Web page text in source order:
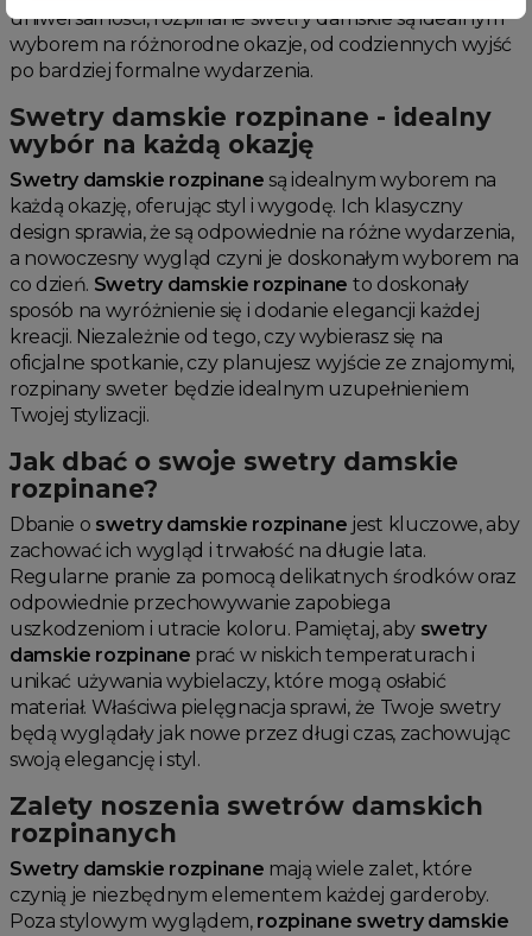
uniwersalności, rozpinane swetry damskie są idealnym
wyborem na różnorodne okazje, od codziennych wyjść
po bardziej formalne wydarzenia.
Swetry damskie rozpinane - idealny
wybór na każdą okazję
Swetry damskie rozpinane są idealnym wyborem na
każdą okazję, oferując styl i wygodę. Ich klasyczny
design sprawia, że są odpowiednie na różne wydarzenia,
a nowoczesny wygląd czyni je doskonałym wyborem na
co dzień. Swetry damskie rozpinane to doskonały
sposób na wyróżnienie się i dodanie elegancji każdej
kreacji. Niezależnie od tego, czy wybierasz się na
oficjalne spotkanie, czy planujesz wyjście ze znajomymi,
rozpinany sweter będzie idealnym uzupełnieniem
Twojej stylizacji.
Jak dbać o swoje swetry damskie
rozpinane?
Dbanie o swetry damskie rozpinane jest kluczowe, aby
zachować ich wygląd i trwałość na długie lata.
Regularne pranie za pomocą delikatnych środków oraz
odpowiednie przechowywanie zapobiega
uszkodzeniom i utracie koloru. Pamiętaj, aby swetry
damskie rozpinane prać w niskich temperaturach i
unikać używania wybielaczy, które mogą osłabić
materiał. Właściwa pielęgnacja sprawi, że Twoje swetry
będą wyglądały jak nowe przez długi czas, zachowując
swoją elegancję i styl.
Zalety noszenia swetrów damskich
rozpinanych
Swetry damskie rozpinane mają wiele zalet, które
czynią je niezbędnym elementem każdej garderoby.
Poza stylowym wyglądem, rozpinane swetry damskie